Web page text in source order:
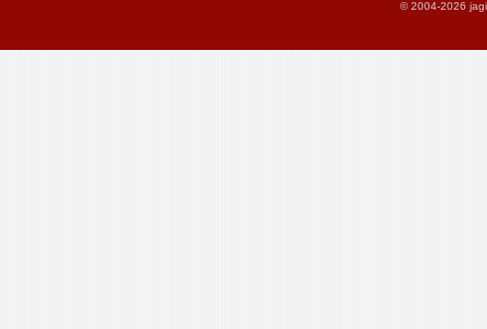
© 2004-2026